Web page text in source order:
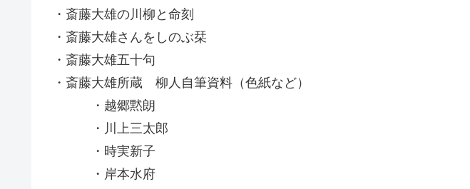
・斎藤大雄の川柳と命刻
・斎藤大雄さんをしのぶ栞
・斎藤大雄五十句
・斎藤大雄所蔵 柳人自筆資料（色紙など）
・越郷黙朗
・川上三太郎
・時実新子
・岸本水府